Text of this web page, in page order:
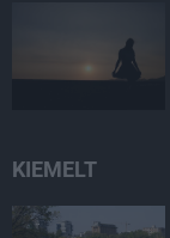
KIEMELT